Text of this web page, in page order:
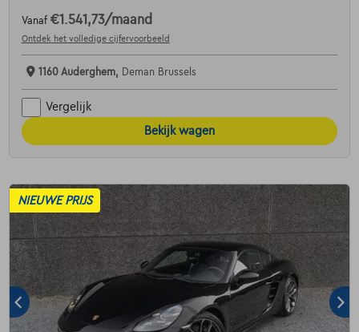
Vanaf €1.541,73/maand
Ontdek het volledige cijfervoorbeeld
1160 Auderghem, Deman Brussels
Vergelijk
Bekijk wagen
NIEUWE PRIJS